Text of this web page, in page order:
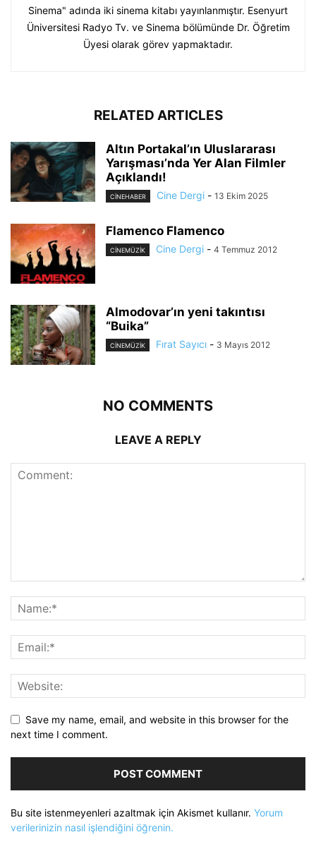
Sinema" adında iki sinema kitabı yayınlanmıştır. Esenyurt
Üniversitesi Radyo Tv. ve Sinema bölümünde Dr. Öğretim
Üyesi olarak görev yapmaktadır.
RELATED ARTICLES
Altın Portakal’ın Uluslararası
Yarışması’nda Yer Alan Filmler
Açıklandı!
CINEHABER Cine Dergi - 13 Ekim 2025
Flamenco Flamenco
CİNEMÜZİK Cine Dergi - 4 Temmuz 2012
Almodovar’ın yeni takıntısı
“Buika”
CİNEMÜZİK Fırat Sayıcı - 3 Mayıs 2012
NO COMMENTS
LEAVE A REPLY
Save my name, email, and website in this browser for the
next time I comment.
Bu site istenmeyenleri azaltmak için Akismet kullanır. Yorum
verilerinizin nasıl işlendiğini öğrenin.